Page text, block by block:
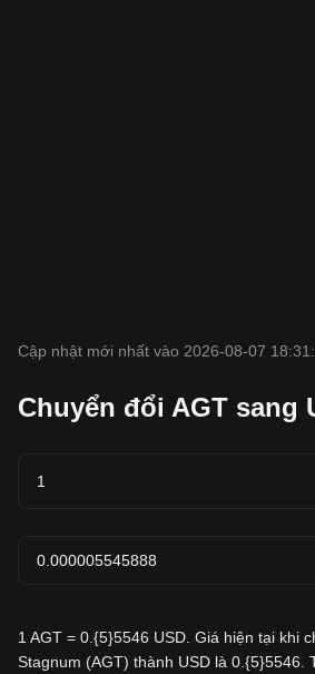
Cập nhật mới nhất vào 2026-08-07
Chuyển đổi AGT sang
1 AGT = 0.{5}5546 USD. Giá hiện tại khi
Stagnum (AGT) thành USD là 0.{5}5546.